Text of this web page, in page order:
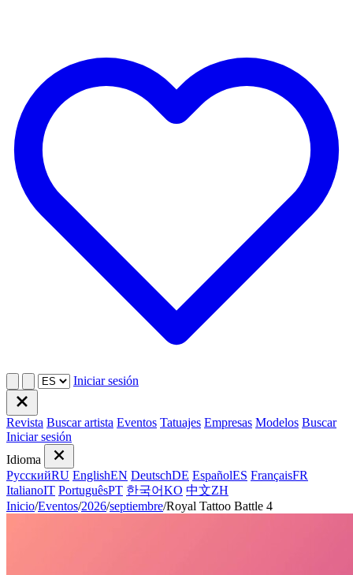
Iniciar sesión
Revista Buscar artista Eventos Tatuajes Empresas Modelos Buscar
Iniciar sesión
Idioma
РусскийRU EnglishEN DeutschDE EspañolES FrançaisFR
ItalianoIT PortuguêsPT 한국어KO 中文ZH
Inicio/Eventos/2026/septiembre/Royal Tattoo Battle 4